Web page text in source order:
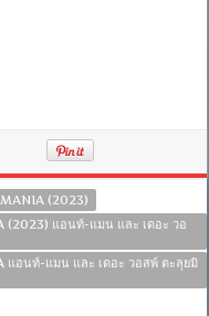
(2023)
(2023) แอนท์-แมน และ เดอะ วอ
แอนท์-แมน และ เดอะ วอสพ์ ตะลุยมิ